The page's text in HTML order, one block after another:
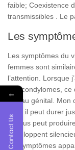
faible; Coexistence
transmissibles . Le
Les
Les symptômes du
femmes sont
l’attention. Lorsque
condylomes, ce
niveau génital Mon
il peut durer
le
virus peut produire
développent
les
symptômes
←
Contact Us